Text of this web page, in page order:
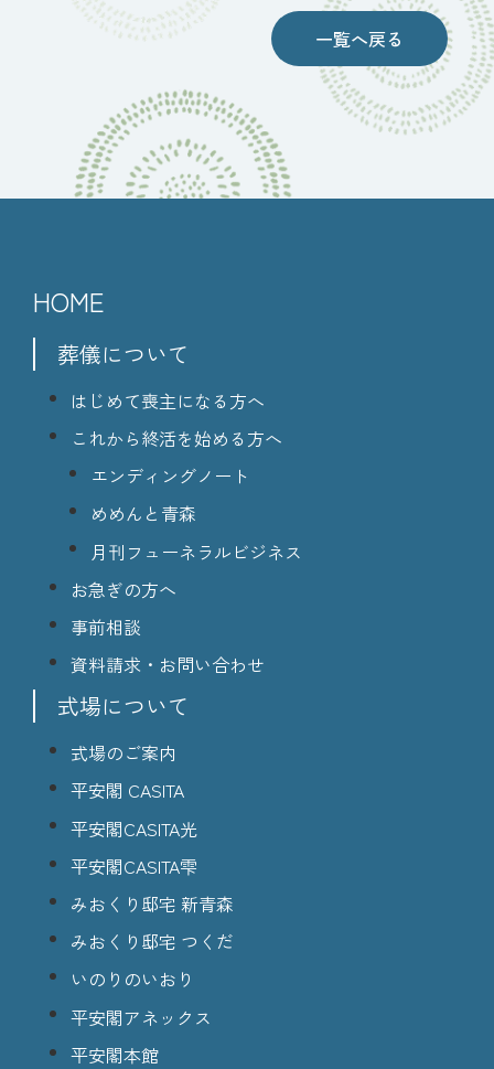
一覧へ戻る
HOME
葬儀について
はじめて喪主になる方へ
これから終活を始める方へ
エンディングノート
めめんと青森
月刊フューネラルビジネス
お急ぎの方へ
事前相談
資料請求・お問い合わせ
式場について
式場のご案内
平安閣 CASITA
平安閣CASITA光
平安閣CASITA雫
みおくり邸宅 新青森
みおくり邸宅 つくだ
いのりのいおり
平安閣アネックス
平安閣本館